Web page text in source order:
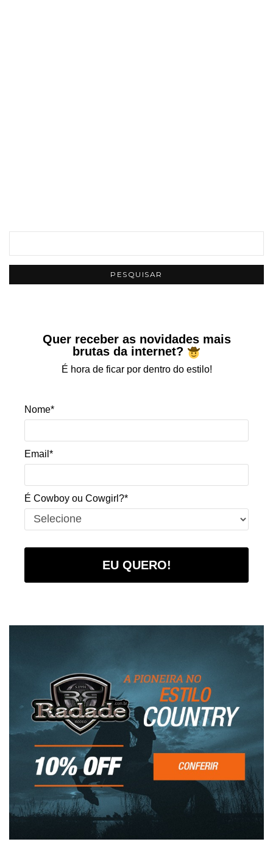
Quer receber as novidades mais
brutas da internet?
É hora de ficar por dentro do estilo!
Nome*
Email*
É Cowboy ou Cowgirl?*
EU QUERO!